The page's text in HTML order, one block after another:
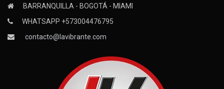
BARRANQUILLA - BOGOTÁ - MIAMI
WHATSAPP +573004476795
contacto@lavibrante.com